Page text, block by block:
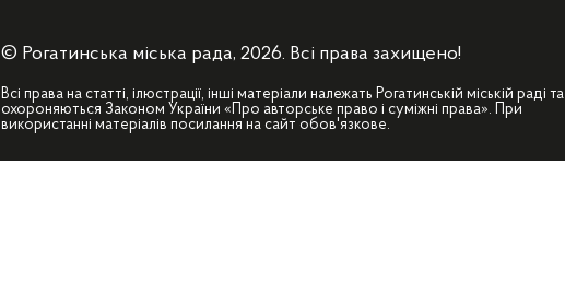
© Рогатинська міська рада, 2026. Всі права захищено!
Всі права на статті, ілюстрації, інші матеріали належать Рогатинській міській раді та
охороняються Законом України «Про авторське право і суміжні права». При
використанні матеріалів посилання на сайт обов'язкове.